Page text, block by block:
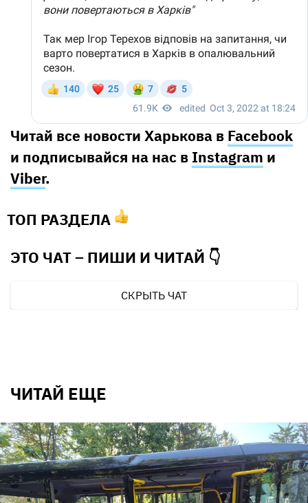
Читай все новости Харькова в Facebook
и подписывайся на нас в Instagram и
Viber.
ТОП РАЗДЕЛА
ЭТО ЧАТ – ПИШИ И ЧИТАЙ 👇
СКРЫТЬ ЧАТ
ЧИТАЙ ЕЩЕ